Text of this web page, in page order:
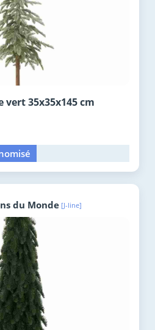
vert 35x35x145 cm
du Monde [J-line]